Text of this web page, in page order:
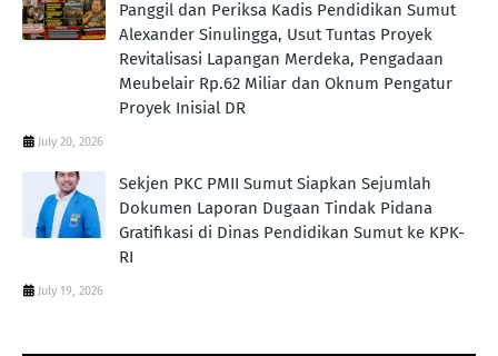
Panggil dan Periksa Kadis Pendidikan Sumut
Alexander Sinulingga, Usut Tuntas Proyek
Revitalisasi Lapangan Merdeka, Pengadaan
Meubelair Rp.62 Miliar dan Oknum Pengatur
Proyek Inisial DR
July 20, 2026
Sekjen PKC PMII Sumut Siapkan Sejumlah
Dokumen Laporan Dugaan Tindak Pidana
Gratifikasi di Dinas Pendidikan Sumut ke KPK-
RI
July 19, 2026